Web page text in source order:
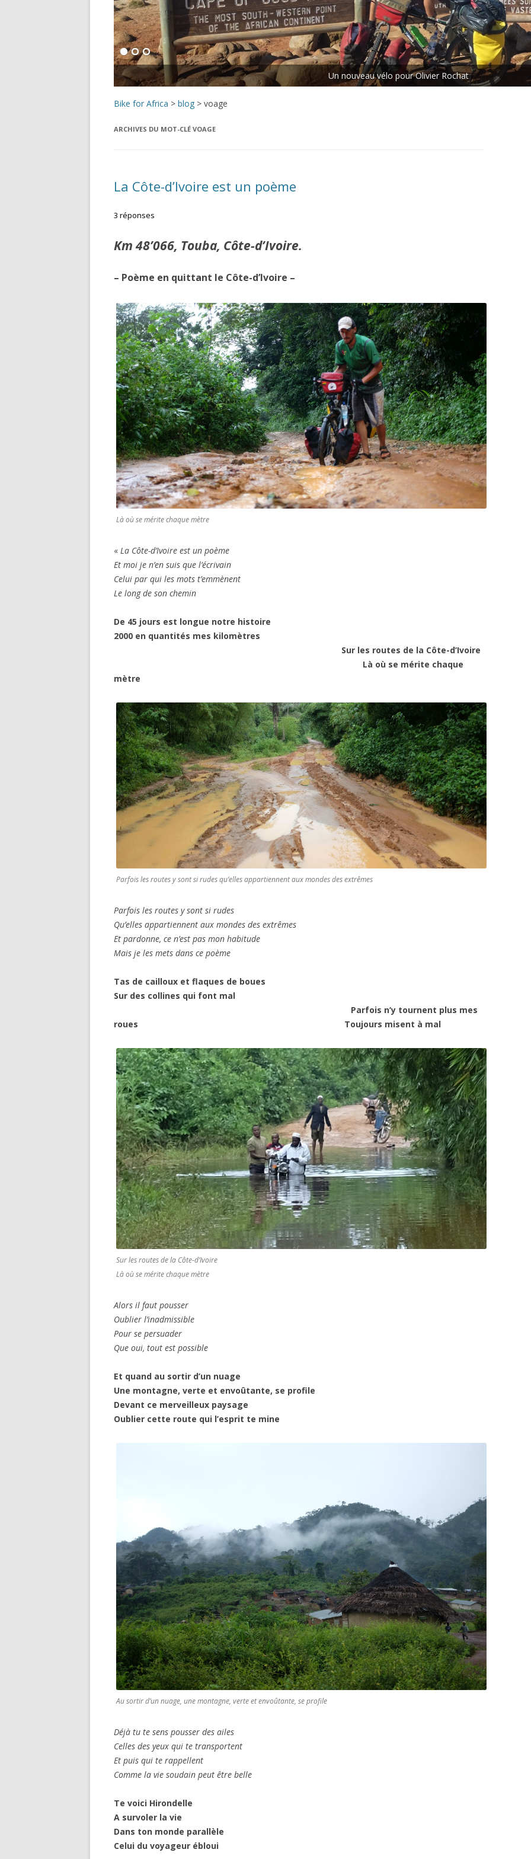
ETAPE N°5 : LES CHUTES
VICTORIA – LE CAP
ETAPE N°6 : LE CAP – MAKOUA
ETAPE N°7 : MAKOUA – ACCRARejoins le peloton.
Bike for Africa > blog > voage
ARCHIVES DU MOT-CLÉ VOAGE
La Côte-d’Ivoire est un poème
3 réponses
Km 48’066, Touba, Côte-d’Ivoire.
– Poème en quittant le Côte-d’Ivoire –
Là où se mérite chaque mètre
« La Côte-d’Ivoire est un poème
Et moi je n’en suis que l’écrivain
Celui par qui les mots t’emmènent
Le long de son chemin
De 45 jours est longue notre histoire
2000 en quantités mes kilomètres
Sur les routes de la Côte-d’Ivoire
Là où se mérite chaque
mètre
Parfois les routes y sont si rudes qu’elles appartiennent aux mondes des extrêmes
Parfois les routes y sont si rudes
Qu’elles appartiennent aux mondes des extrêmes
Et pardonne, ce n’est pas mon habitude
Mais je les mets dans ce poème
Tas de cailloux et flaques de boues
Sur des collines qui font mal
Parfois n’y tournent plus mes
roues Toujours misent à mal
Sur les routes de la Côte-d’Ivoire
Là où se mérite chaque mètre
Alors il faut pousser
Oublier l’inadmissible
Pour se persuader
Que oui, tout est possible
Et quand au sortir d’un nuage
Une montagne, verte et envoûtante, se profile
Devant ce merveilleux paysage
Oublier cette route qui l’esprit te mine
Au sortir d’un nuage, une montagne, verte et envoûtante, se profile
Déjà tu te sens pousser des ailes
Celles des yeux qui te transportent
Et puis qui te rappellent
Comme la vie soudain peut être belle
Te voici Hirondelle
A survoler la vie
Dans ton monde parallèle
Celui du voyageur ébloui